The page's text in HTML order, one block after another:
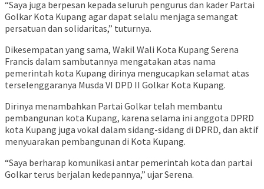
“Saya juga berpesan kepada seluruh pengurus dan kader Partai
Golkar Kota Kupang agar dapat selalu menjaga semangat
persatuan dan solidaritas,” tuturnya.
Dikesempatan yang sama, Wakil Wali Kota Kupang Serena
Francis dalam sambutannya mengatakan atas nama
pemerintah kota Kupang dirinya mengucapkan selamat atas
terselenggaranya Musda VI DPD II Golkar Kota Kupang.
Dirinya menambahkan Partai Golkar telah membantu
pembangunan kota Kupang, karena selama ini anggota DPRD
kota Kupang juga vokal dalam sidang-sidang di DPRD, dan aktif
menyuarakan pembangunan di Kota Kupang.
“Saya berharap komunikasi antar pemerintah kota dan partai
Golkar terus berjalan kedepannya,” ujar Serena.